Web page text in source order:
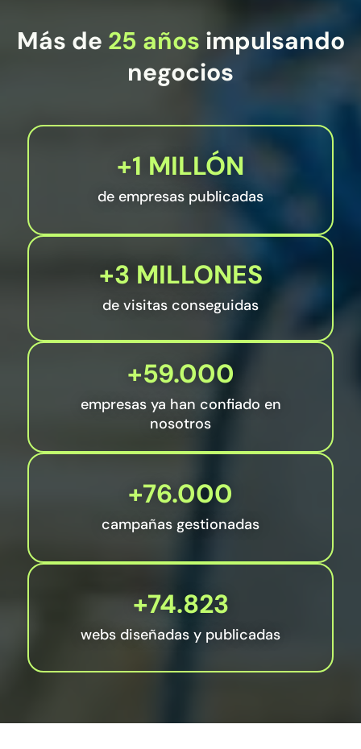
Más de 25 años impulsando
negocios
+1 MILLÓN
de empresas publicadas
+3 MILLONES
de visitas conseguidas
+59.000
empresas ya han confiado en
nosotros
+76.000
campañas gestionadas
+74.823
webs diseñadas y publicadas